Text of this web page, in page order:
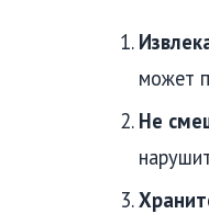
может
Не